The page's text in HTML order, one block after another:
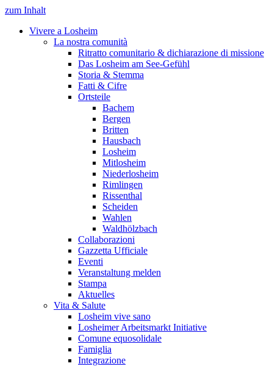
zum Inhalt
Vivere a Losheim
La nostra comunità
Ritratto comunitario & dichiarazione di missione
Das Losheim am See-Gefühl
Storia & Stemma
Fatti & Cifre
Ortsteile
Bachem
Bergen
Britten
Hausbach
Losheim
Mitlosheim
Niederlosheim
Rimlingen
Rissenthal
Scheiden
Wahlen
Waldhölzbach
Collaborazioni
Gazzetta Ufficiale
Eventi
Veranstaltung melden
Stampa
Aktuelles
Vita & Salute
Losheim vive sano
Losheimer Arbeitsmarkt Initiative
Comune equosolidale
Famiglia
Integrazione